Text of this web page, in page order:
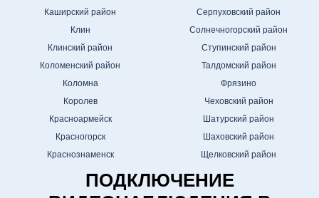
Каширский район
Клин
Клинский район
Коломенский район
Коломна
Королев
Красноармейск
Красногорск
Краснознаменск
Серпуховский район
Солнечногорский район
Ступинский район
Талдомский район
Фрязино
Чеховский район
Шатурский район
Шаховский район
Щелковский район
ПОДКЛЮЧЕНИЕ